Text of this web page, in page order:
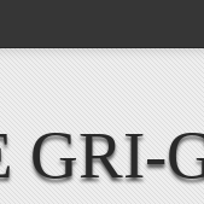
GRI-